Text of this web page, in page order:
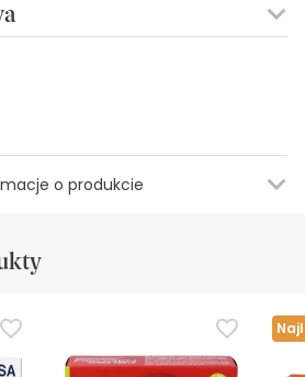
o produkcie
nie powinny być stosowane jako
i zrównoważonej diety ani